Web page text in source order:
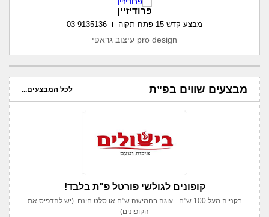
פרודיזיין
מבצע קדש 15 פתח תקוה 03-9135136
pro design עיצוב גראפי
מבצעים שווים בפ”ת לכל המבצעים...
קופונים לגולשי פורטל פ"ת בלבד!
בקנייה מעל 100 ש"ח - עוגה בחמישה ש"ח או סלט חינם. (יש להדפיס את
הקופונים)